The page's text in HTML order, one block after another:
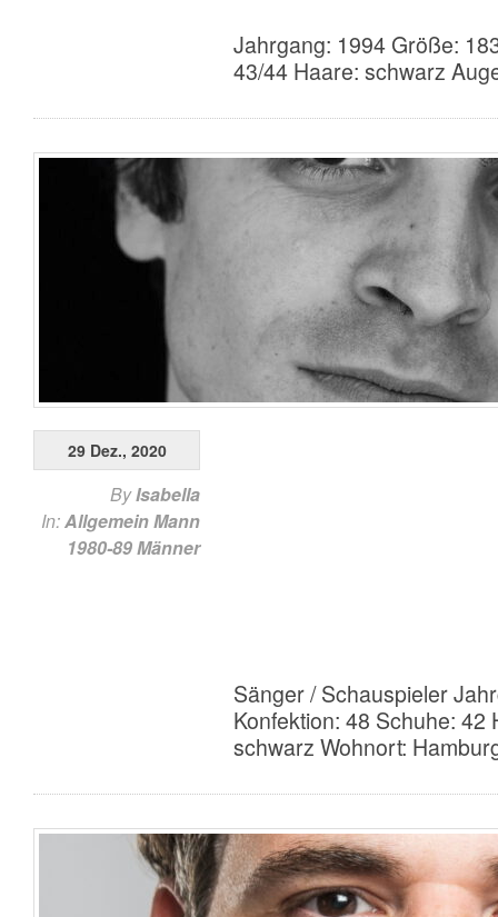
Jahrgang: 1994 Größe:
43/44 Haare: schwarz
Sänger / Schauspieler
Konfektion: 48 Schuhe: 42
schwarz Wohnort:
29 Dez., 2020
ByIsabella
In:AllgemeinMann
1980-89Männer